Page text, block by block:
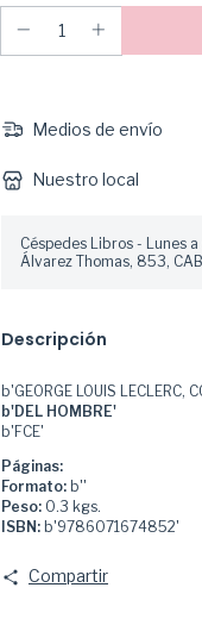
Medios de envío
Nuestro local
Céspedes Libros - Lunes
Álvarez Thomas, 853,
Descripción
b'GEORGE LOUIS LECLERC,
b'DEL HOMBRE'
b'FCE'
Páginas:
Formato: b''
Peso: 0.3 kgs.
ISBN: b'9786071674852'
Compartir